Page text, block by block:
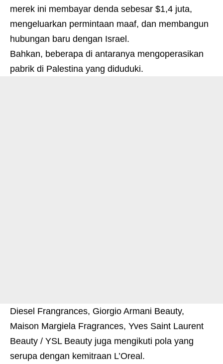
merek ini membayar denda sebesar $1,4 juta,
mengeluarkan permintaan maaf, dan membangun
hubungan baru dengan Israel.
Bahkan, beberapa di antaranya mengoperasikan
pabrik di Palestina yang diduduki.
Diesel Frangrances, Giorgio Armani Beauty,
Maison Margiela Fragrances, Yves Saint Laurent
Beauty / YSL Beauty juga mengikuti pola yang
serupa dengan kemitraan L’Oreal.